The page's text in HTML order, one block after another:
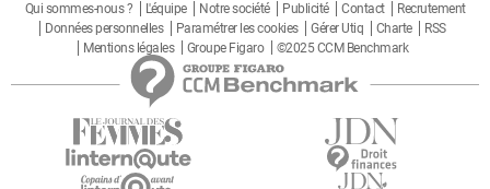
Qui sommes-nous ? L'équipe Notre société Publicité Contact
Recrutement
Données personnelles
Paramétrer les cookies Gérer Utiq Charte
RSS
Mentions légales
Groupe Figaro ©2025 CCM Benchmark